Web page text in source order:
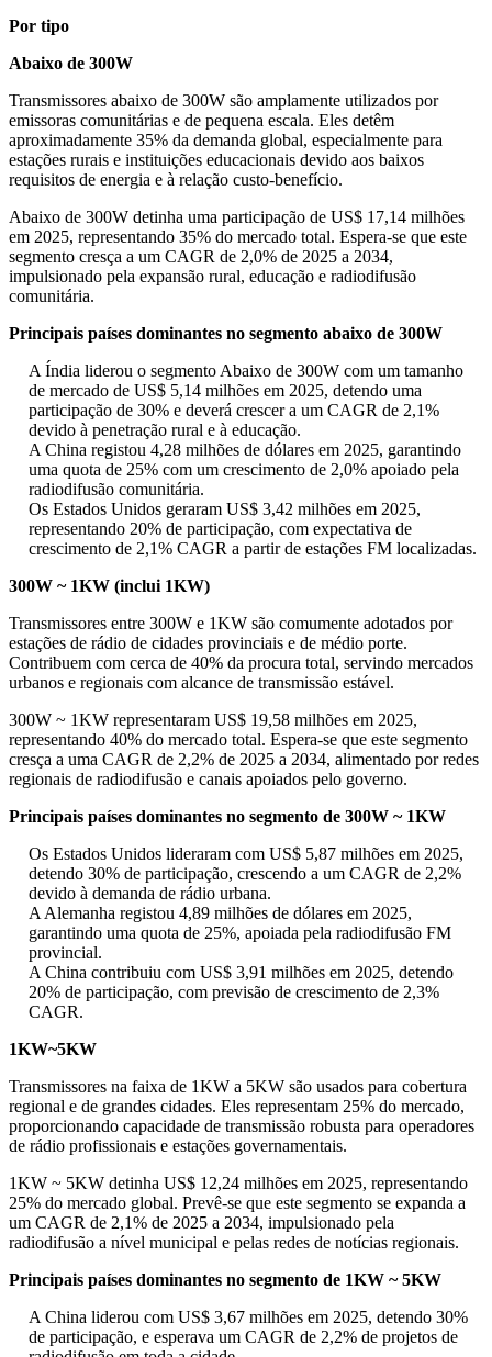
Por tipo
Abaixo de 300W
Transmissores abaixo de 300W são amplamente utilizados por
emissoras comunitárias e de pequena escala. Eles detêm
aproximadamente 35% da demanda global, especialmente para
estações rurais e instituições educacionais devido aos baixos
requisitos de energia e à relação custo-benefício.
Abaixo de 300W detinha uma participação de US$ 17,14 milhões
em 2025, representando 35% do mercado total. Espera-se que este
segmento cresça a um CAGR de 2,0% de 2025 a 2034,
impulsionado pela expansão rural, educação e radiodifusão
comunitária.
Principais países dominantes no segmento abaixo de 300W
A Índia liderou o segmento Abaixo de 300W com um tamanho
de mercado de US$ 5,14 milhões em 2025, detendo uma
participação de 30% e deverá crescer a um CAGR de 2,1%
devido à penetração rural e à educação.
A China registou 4,28 milhões de dólares em 2025, garantindo
uma quota de 25% com um crescimento de 2,0% apoiado pela
radiodifusão comunitária.
Os Estados Unidos geraram US$ 3,42 milhões em 2025,
representando 20% de participação, com expectativa de
crescimento de 2,1% CAGR a partir de estações FM localizadas.
300W ~ 1KW (inclui 1KW)
Transmissores entre 300W e 1KW são comumente adotados por
estações de rádio de cidades provinciais e de médio porte.
Contribuem com cerca de 40% da procura total, servindo mercados
urbanos e regionais com alcance de transmissão estável.
300W ~ 1KW representaram US$ 19,58 milhões em 2025,
representando 40% do mercado total. Espera-se que este segmento
cresça a uma CAGR de 2,2% de 2025 a 2034, alimentado por redes
regionais de radiodifusão e canais apoiados pelo governo.
Principais países dominantes no segmento de 300W ~ 1KW
Os Estados Unidos lideraram com US$ 5,87 milhões em 2025,
detendo 30% de participação, crescendo a um CAGR de 2,2%
devido à demanda de rádio urbana.
A Alemanha registou 4,89 milhões de dólares em 2025,
garantindo uma quota de 25%, apoiada pela radiodifusão FM
provincial.
A China contribuiu com US$ 3,91 milhões em 2025, detendo
20% de participação, com previsão de crescimento de 2,3%
CAGR.
1KW~5KW
Transmissores na faixa de 1KW a 5KW são usados ​​para cobertura
regional e de grandes cidades. Eles representam 25% do mercado,
proporcionando capacidade de transmissão robusta para operadores
de rádio profissionais e estações governamentais.
1KW ~ 5KW detinha US$ 12,24 milhões em 2025, representando
25% do mercado global. Prevê-se que este segmento se expanda a
um CAGR de 2,1% de 2025 a 2034, impulsionado pela
radiodifusão a nível municipal e pelas redes de notícias regionais.
Principais países dominantes no segmento de 1KW ~ 5KW
A China liderou com US$ 3,67 milhões em 2025, detendo 30%
de participação, e esperava um CAGR de 2,2% de projetos de